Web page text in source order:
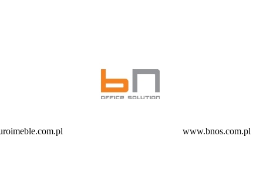
www.bnos.com.pl